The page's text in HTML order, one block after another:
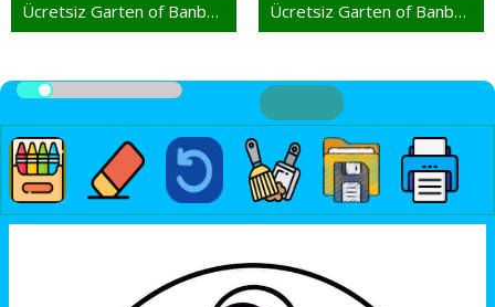
Ücretsiz Garten of Banban Çocuklar İçin Ücretsiz Garten of Banban Resim